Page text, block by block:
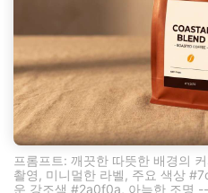
프롬프트: 깨끗한 따뜻한 배경의
촬영, 미니멀한 라벨, 주요 색상
운 강조색 #2a0f0a, 아늑한 조명